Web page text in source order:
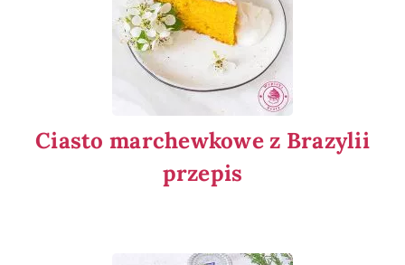
Ciasto marchewkowe z Brazylii
przepis